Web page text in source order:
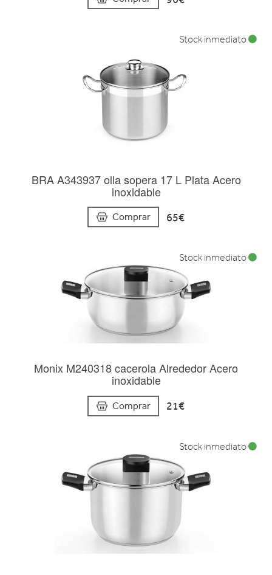
BRA A343937 olla sopera 17 L Plata Acero
inoxidable
Comprar 65€
Stock inmediato
Monix M240318 cacerola Alrededor Acero
inoxidable
Comprar 21€
Stock inmediato
Stock inmediato